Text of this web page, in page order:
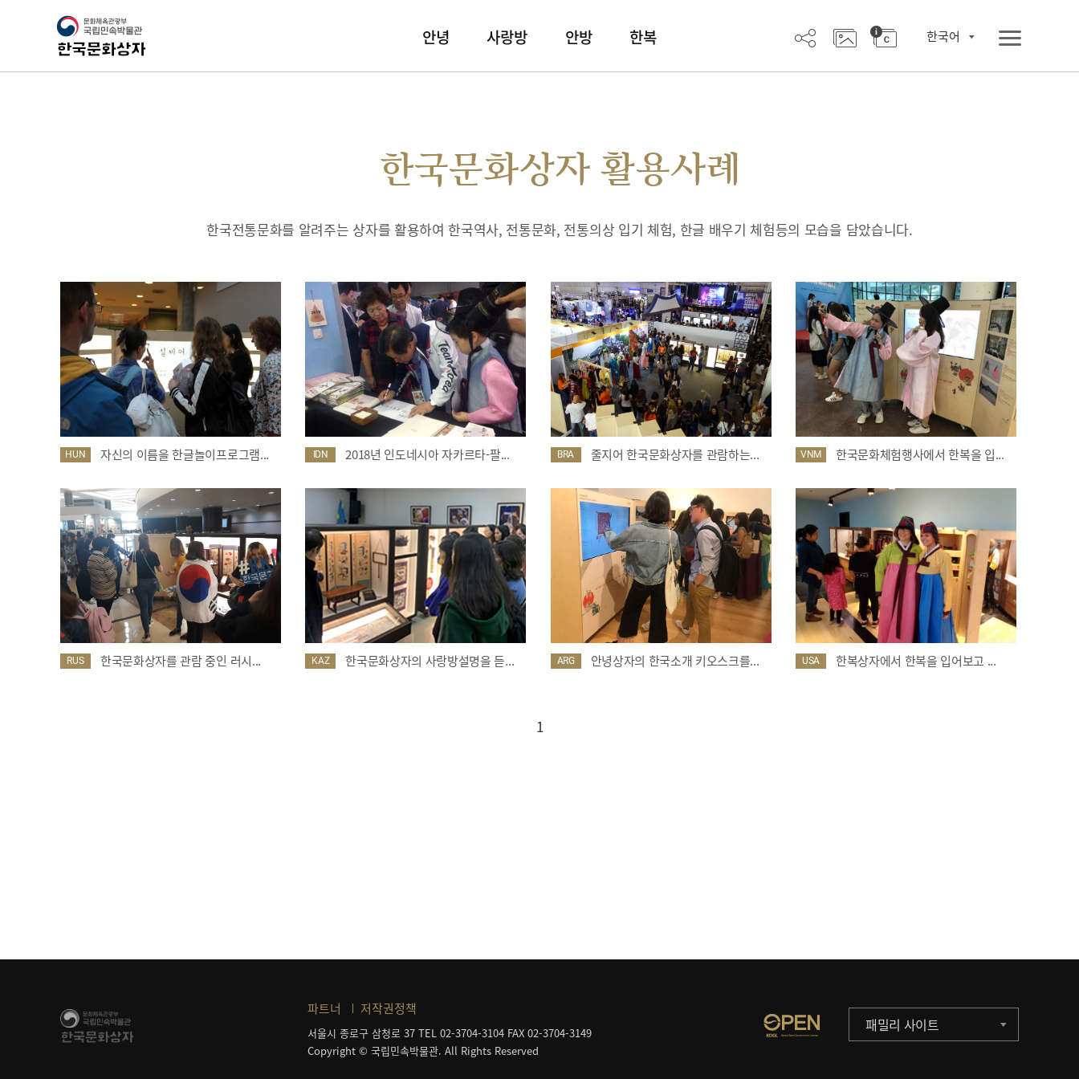
안녕 사랑방 안방 한복 한국어
한국문화상자 활용사례
한국전통문화를 알려주는 상자를 활용하여 한국역사, 전통문화, 전통의상 입기 체험, 한글 배우기 체험등의 모습을 담았습니다.
HUN 자신의 이름을 한글놀이프로그램... IDN 2018년 인도네시아 자카르타-팔... BRA 줄지어 한국문화상자를 관람하는... VNM 한국문화체험행사에서 한복을 입...
RUS 한국문화상자를 관람 중인 러시... KAZ 한국문화상자의 사랑방설명을 듣... ARG 안녕상자의 한국소개 키오스크를... USA 한복상자에서 한복을 입어보고 ...
1
파트너 저작권정책
서울시 종로구 삼청로 37 TEL 02-3704-3104 FAX 02-3704-3149
Copyright © 국립민속박물관. All Rights Reserved
패밀리 사이트